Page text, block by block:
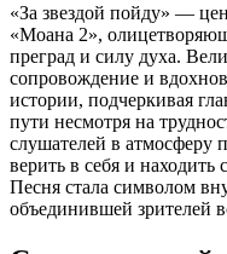
«За звездой пойду» —
«Моана 2»,
преград и силу духа.
сопровождение и
истории, подчеркивая
пути несмотря на
слушателей в атмосферу
верить в себя и
Песня стала символом
объединившей зрителей